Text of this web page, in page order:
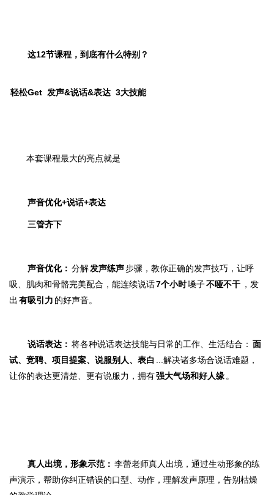
这12节课程，到底有什么特别？
轻松Get 发声&说话&表达 3大技能
本套课程最大的亮点就是
声音优化+说话+表达
三管齐下
声音优化： 分解发声练声步骤， 教你正确的发声技巧， 让呼
吸、肌肉和骨骼完美配合，能连续说话7个小时嗓子不哑不干 ，发
出 有吸引力 的好声音。
说话表达： 将各种说话表达技能与日常的工作、生活结合： 面
试、竞聘、项目提案、说服别人、表白
解决诸多场合说话难题 ，
让你的表达更清楚、更有说服力， 拥有强大气场和好人缘 。
真人出境，形象示范： 李蕾老师真人出境，通过生动形象的练
声演示，帮助你纠正错误的口型、动作，理解发声原理，告别枯燥